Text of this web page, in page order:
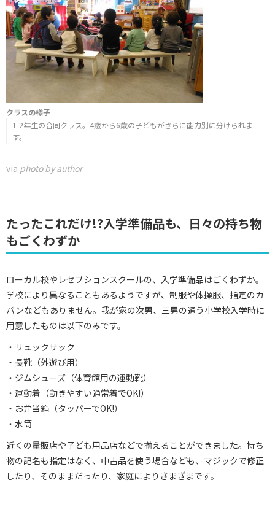
クラスの様子
1-2年生の合同クラス。4歳から6歳の子どもがさらに能力別に分けられま
す。
via photo by author
たったこれだけ!?入学準備品も、日々の持ち物
もごくわずか
ローカル校やレセプションスクールの、入学準備品はごくわずか。
学校により異なることもあるようですが、制服や体操服、指定のカ
バンなどもありません。我が家の次男、三男の通う小学校入学時に
用意したものは以下のみです。
・リュックサック
・長靴（外遊び用）
・ジムシューズ（体育館用の運動靴）
・運動着（動きやすい通常着でOK!）
・お弁当箱（タッパーでOK!）
・水筒
近くの量販店や子ども用品店などで揃えることができました。持ち
物の記名も指定はなく、中古品を使う場合なども、マジックで修正
したり、そのままだったり、家庭によりさまざまです。